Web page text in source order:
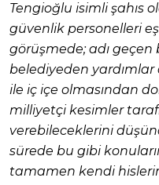
Tengioğlu isimli şahıs
güvenlik personelleri
görüşmede; adı geçen
belediyeden yardımlar
ile iç içe olmasından
milliyetçi kesimler
verebileceklerini
sürede bu gibi
tamamen kendi